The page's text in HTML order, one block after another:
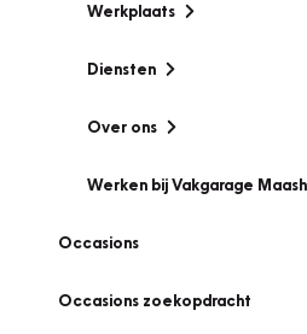
Werkplaats
Diensten
Over ons
Werken bij Vakgarage
Occasions
Occasions zoekopdracht